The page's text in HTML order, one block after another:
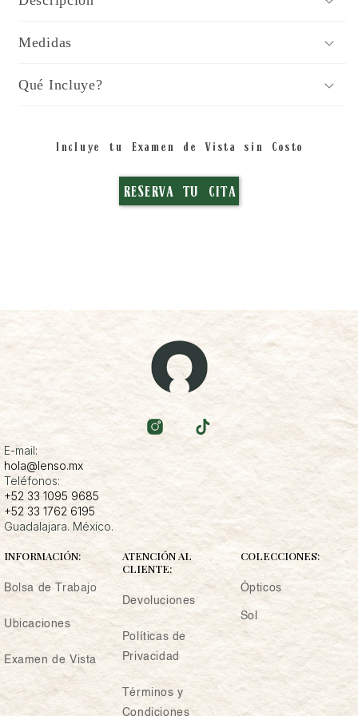
Medidas
Qué Incluye?
Incluye tu Examen de Vista sin Costo
RESERVA TU CITA
E-mail:
hola@lenso.mx
Teléfonos:
+52 33 1095 9685
+52 33 1762 6195
Guadalajara. México.
INFORMACIÓN:
Bolsa de Trabajo
Ubicaciones
Examen de Vista
ATENCIÓN AL
CLIENTE:
Devoluciones
Políticas de
Privacidad
Términos y
Condiciones
COLECCIONES:
Ópticos
Sol